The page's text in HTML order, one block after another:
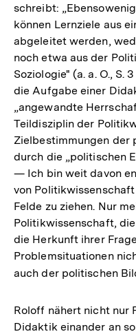
schreibt:
können Lernziele aus
abgeleitet werden,
noch etwa aus der
Soziologie" (a. a. O., S.
die Aufgabe einer
„angewandte
Teildisziplin der
Zielbestimmungen der
durch die „politischen
— Ich bin weit davon
von
Felde zu ziehen. Nur
Politikwissenschaft,
die Herkunft ihrer
Problemsituationen
auch der politischen
Roloff nähert nicht nur
Didaktik einander an